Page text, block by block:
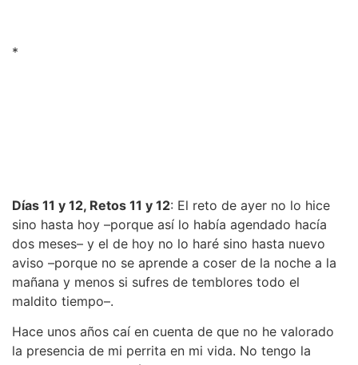
*
Días 11 y 12, Retos 11 y 12: El reto de ayer no lo hice
sino hasta hoy –porque así lo había agendado hacía
dos meses– y el de hoy no lo haré sino hasta nuevo
aviso –porque no se aprende a coser de la noche a la
mañana y menos si sufres de temblores todo el
maldito tiempo–.
Hace unos años caí en cuenta de que no he valorado
la presencia de mi perrita en mi vida. No tengo la